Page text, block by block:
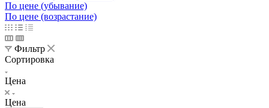
По цене (убывание)
По цене (возрастание)
Фильтр
Сортировка
Цена
Цена